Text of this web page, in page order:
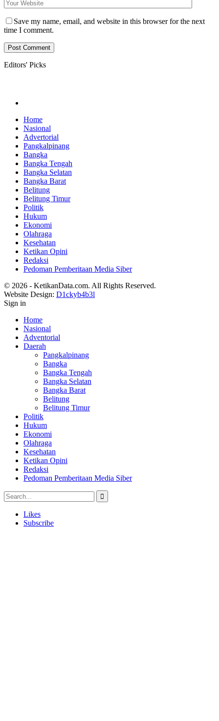
Save my name, email, and website in this browser for the next
time I comment.
Editors' Picks
Home
Nasional
Advertorial
Pangkalpinang
Bangka
Bangka Tengah
Bangka Selatan
Bangka Barat
Belitung
Belitung Timur
Politik
Hukum
Ekonomi
Olahraga
Kesehatan
Ketikan Opini
Redaksi
Pedoman Pemberitaan Media Siber
© 2026 - KetikanData.com. All Rights Reserved.
Website Design: D1ckyb4b3l
Sign in
Home
Nasional
Adventorial
Daerah
Pangkalpinang
Bangka
Bangka Tengah
Bangka Selatan
Bangka Barat
Belitung
Belitung Timur
Politik
Hukum
Ekonomi
Olahraga
Kesehatan
Ketikan Opini
Redaksi
Pedoman Pemberitaan Media Siber
Likes
Subscribe